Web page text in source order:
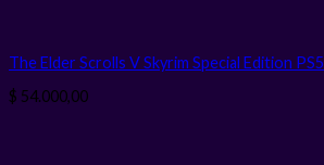
The Elder Scrolls V Skyrim Special Edition PS5
$ 54.000,00